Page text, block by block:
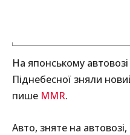
На японському
Піднебесної зняли
пише MMR.
Авто, зняте на